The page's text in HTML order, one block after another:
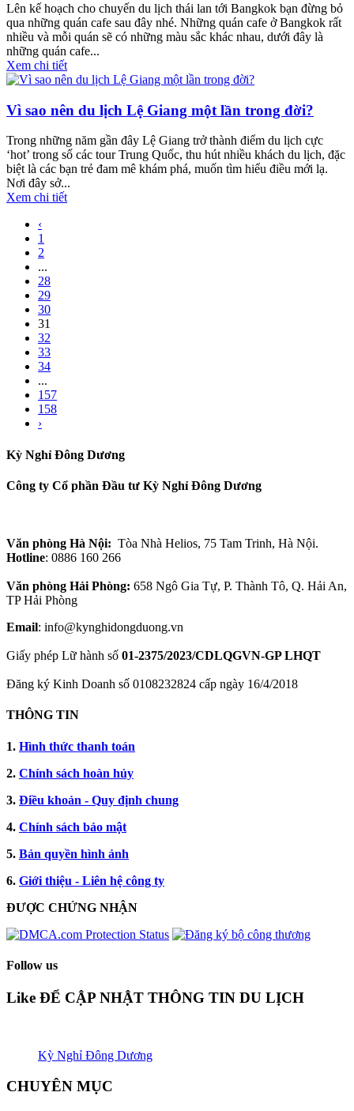
Lên kế hoạch cho chuyến du lịch thái lan tới Bangkok bạn đừng bỏ
qua những quán cafe sau đây nhé. Những quán cafe ở Bangkok rất
nhiều và mỗi quán sẽ có những màu sắc khác nhau, dưới đây là
những quán cafe...
Xem chi tiết
Vì sao nên du lịch Lệ Giang một lần trong đời?
Trong những năm gần đây Lệ Giang trở thành điểm du lịch cực
‘hot’ trong số các tour Trung Quốc, thu hút nhiều khách du lịch, đặc
biệt là các bạn trẻ đam mê khám phá, muốn tìm hiểu điều mới lạ.
Nơi đây sở...
Xem chi tiết
‹
1
2
...
28
29
30
31
32
33
34
...
157
158
›
Kỳ Nghỉ Đông Dương
Công ty Cổ phần Đầu tư Kỳ Nghỉ Đông Dương
Văn phòng Hà Nội: Tòa Nhà Helios, 75 Tam Trinh, Hà Nội.
Hotline: 0886 160 266
Văn phòng Hải Phòng: 658 Ngô Gia Tự, P. Thành Tô, Q. Hải An,
TP Hải Phòng
Email: info@kynghidongduong.vn
Giấy phép Lữ hành số 01-2375/2023/CDLQGVN-GP LHQT
Đăng ký Kinh Doanh số 0108232824 cấp ngày 16/4/2018
THÔNG TIN
1. Hình thức thanh toán
2. Chính sách hoàn hủy
3. Điều khoản - Quy định chung
4. Chính sách bảo mật
5. Bản quyền hình ảnh
6. Giới thiệu - Liên hệ công ty
ĐƯỢC CHỨNG NHẬN​
Follow us
Like ĐỂ CẬP NHẬT THÔNG TIN DU LỊCH
Kỳ Nghỉ Đông Dương
CHUYÊN MỤC